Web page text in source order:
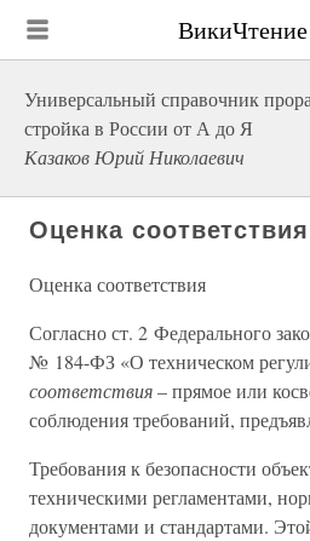
ВикиЧтение
Универсальный справочник
стройка в России от А до Я
Казаков Юрий Николаевич
Оценка соответствия
Оценка соответствия
Согласно ст. 2 Федерального
№ 184-ФЗ «О техническом
соответствия– прямое или
соблюдения требований,
Требования к безопасности
техническими регламентами,
документами и стандартами.